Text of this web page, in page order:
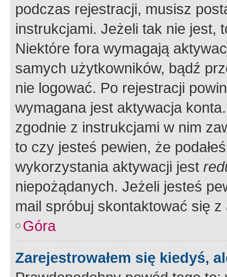
podczas rejestracji, musisz
instrukcjami. Jeżeli tak nie jest,
Niektóre fora wymagają
samych użytkowników, bądź
nie logować. Po rejestracji
wymagana jest aktywacja
zgodnie z instrukcjami w nim
to czy jesteś pewien, że
wykorzystania aktywacji jest
niepożądanych. Jeżeli jesteś
mail spróbuj skontaktować się
Góra
Zarejestrowałem się kiedyś,